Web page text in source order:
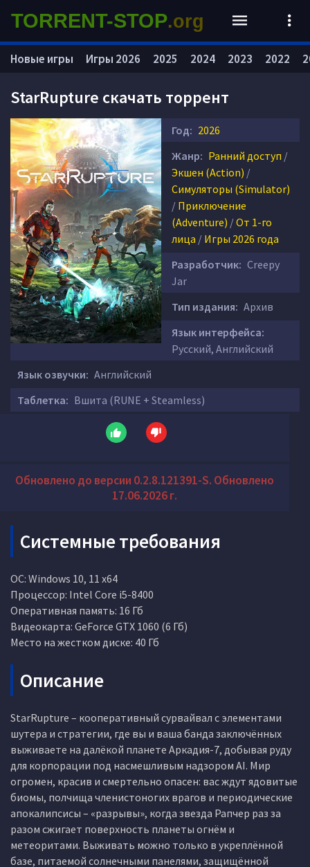
StarRupture скачать торрент
Год: 2026
Жанр: Ранний доступ /
Экшен (Action) /
Симуляторы (Simulator)
/ Приключение
(Adventure) /От 1-го
лица / Игры 2026 года
Разработчик: Creepy
Jar
Тип издания: Архив
Язык интерфейса:
Русский, Английский
Язык озвучки: Английский
Таблетка: Вшита (RUNE + Steamless)
Обновлено до версии 0.2.8.121391-S. Обновлено
17.06.2026 г.
Системные требования
ОС: Windows 10, 11 x64
Процессор: Intel Core i5-8400
Оперативная память: 16 Гб
Видеокарта: GeForce GTX 1060 (6 Гб)
Место на жестком диске: 40 Гб
Описание
StarRupture – кооперативный сурвайвал с элементами
шутера и стратегии, где вы и ваша банда заключённых
выживаете на далёкой планете Аркадия-7, добывая руду
для корпорации под насмешливым надзором AI. Мир
огромен, красив и смертельно опасен: вас ждут ядовитые
биомы, полчища членистоногих врагов и периодические
апокалипсисы – «разрывы», когда звезда Рапчер раз за
разом сжигает поверхность планеты огнём и
метеоритами. Выживать можно только в укреплённой
базе, питаемой солнечными панелями, защищённой
Новые игры Игры 2026 2025 2024 2023 2022
TORRENT-STOP.org